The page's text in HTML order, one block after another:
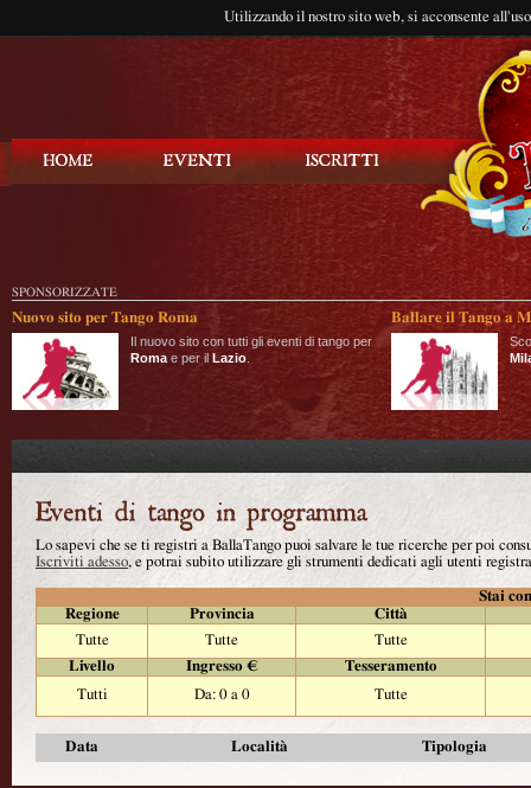
Utilizzando il nostro sito web, si acconsente
SPONSORIZZATE
Nuovo sito per Tango Roma
Il nuovo sito con tutti gli eventi di tango per
Roma e per il Lazio
Ballare il Tango a
Lo sapevi che se ti registri a BallaTango puoi salvare le tue ricerche per poi
Iscriviti adesso, e potrai subito utilizzare gli strumenti dedicati agli utenti
Stai
Regione
Provincia
Città
Tutte
Tutte
Tutte
Livello
Ingresso €
Tesseramento
Tutti
Da: 0 a 0 Tutte
Data Località Tipologia